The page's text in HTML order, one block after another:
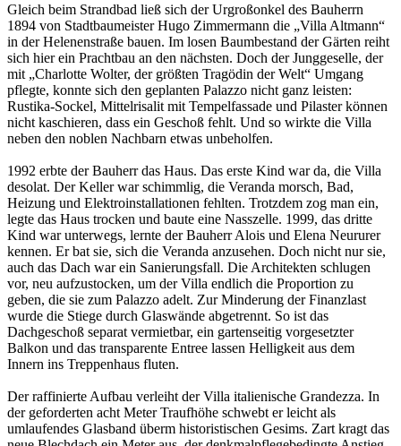
Gleich beim Strandbad ließ sich der Urgroßonkel des Bauherrn
1894 von Stadtbaumeister Hugo Zimmermann die „Villa Altmann“
in der Helenenstraße bauen. Im losen Baumbestand der Gärten reiht
sich hier ein Prachtbau an den nächsten. Doch der Junggeselle, der
mit „Charlotte Wolter, der größten Tragödin der Welt“ Umgang
pflegte, konnte sich den geplanten Palazzo nicht ganz leisten:
Rustika-Sockel, Mittelrisalit mit Tempelfassade und Pilaster können
nicht kaschieren, dass ein Geschoß fehlt. Und so wirkte die Villa
neben den noblen Nachbarn etwas unbeholfen.
1992 erbte der Bauherr das Haus. Das erste Kind war da, die Villa
desolat. Der Keller war schimmlig, die Veranda morsch, Bad,
Heizung und Elektroinstallationen fehlten. Trotzdem zog man ein,
legte das Haus trocken und baute eine Nasszelle. 1999, das dritte
Kind war unterwegs, lernte der Bauherr Alois und Elena Neururer
kennen. Er bat sie, sich die Veranda anzusehen. Doch nicht nur sie,
auch das Dach war ein Sanierungsfall. Die Architekten schlugen
vor, neu aufzustocken, um der Villa endlich die Proportion zu
geben, die sie zum Palazzo adelt. Zur Minderung der Finanzlast
wurde die Stiege durch Glaswände abgetrennt. So ist das
Dachgeschoß separat vermietbar, ein gartenseitig vorgesetzter
Balkon und das transparente Entree lassen Helligkeit aus dem
Innern ins Treppenhaus fluten.
Der raffinierte Aufbau verleiht der Villa italienische Grandezza. In
der geforderten acht Meter Traufhöhe schwebt er leicht als
umlaufendes Glasband überm historistischen Gesims. Zart kragt das